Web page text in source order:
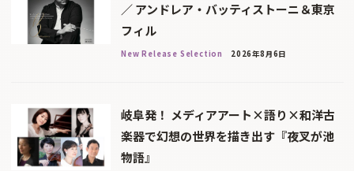
／ アンドレア・バッティストーニ＆東京
フィル
New Release Selection 2026年8月6日
岐阜発！ メディアアート×語り×和洋古
楽器で幻想の世界を描き出す『夜叉が池
物語』